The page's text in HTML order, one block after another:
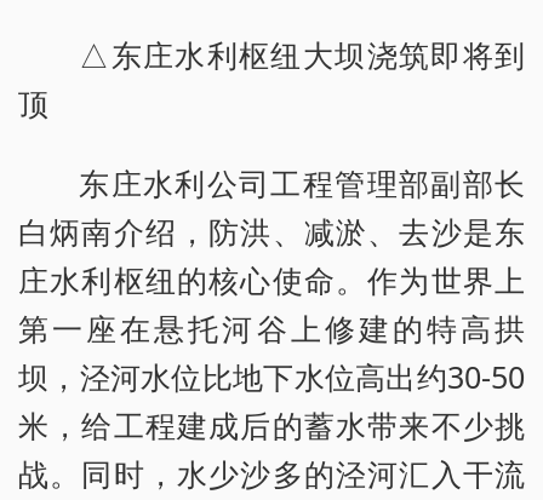
△东庄水利枢纽大坝浇筑即将到
顶
东庄水利公司工程管理部副部长
白炳南介绍，防洪、减淤、去沙是东
庄水利枢纽的核心使命。作为世界上
第一座在悬托河谷上修建的特高拱
坝，泾河水位比地下水位高出约30-50
米，给工程建成后的蓄水带来不少挑
战。同时，水少沙多的泾河汇入干流